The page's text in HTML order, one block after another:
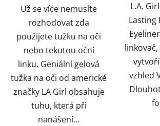
hvězdiček.
Už se více nemusíte
rozhodovat zda
použijete tužku na oči
nebo tekutou oční
linku. Geniální gelová
tužka na oči od americké
značky LA Girl obsahuje
tuhu, která při
nanášení...
L.A.
Lasting
vzhled